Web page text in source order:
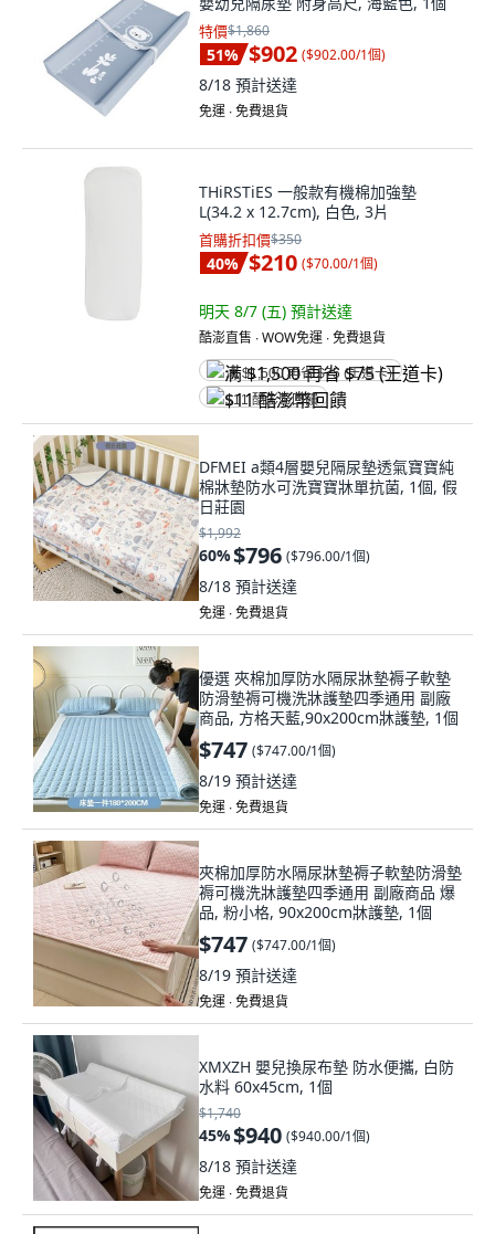
特價$1,860
51% $902 ($902.00/1個)
8/18 預計送達
免運 ∙ 免費退貨
THiRSTiES 一般款有機棉加強墊
L(34.2 x 12.7cm), 白色, 3片
首購折扣價$350
40% $210 ($70.00/1個)
明天 8/7 (五) 預計送達
酷澎直售 ∙ WOW免運 ∙ 免費退貨
满 $1,500 再省 $75 (王道卡)
$11 酷澎幣回饋
DFMEI a類4層嬰兒隔尿墊透氣寶寶純
棉牀墊防水可洗寶寶牀單抗菌, 1個, 假
日莊園
$1,992
60%$796 ($796.00/1個)
8/18 預計送達
免運 ∙ 免費退貨
優選 夾棉加厚防水隔尿牀墊褥子軟墊
防滑墊褥可機洗牀護墊四季通用 副廠
商品, 方格天藍,90x200cm牀護墊, 1個
$747 ($747.00/1個)
8/19 預計送達
免運 ∙ 免費退貨
夾棉加厚防水隔尿牀墊褥子軟墊防滑墊
褥可機洗牀護墊四季通用 副廠商品 爆
品, 粉小格, 90x200cm牀護墊, 1個
$747 ($747.00/1個)
8/19 預計送達
免運 ∙ 免費退貨
XMXZH 嬰兒換尿布墊 防水便攜, 白防
水料 60x45cm, 1個
$1,740
45%$940 ($940.00/1個)
8/18 預計送達
免運 ∙ 免費退貨